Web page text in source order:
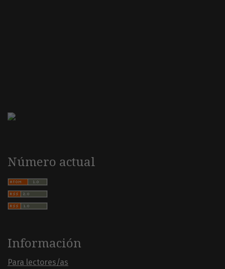
Número actual
Información
Para lectores/as